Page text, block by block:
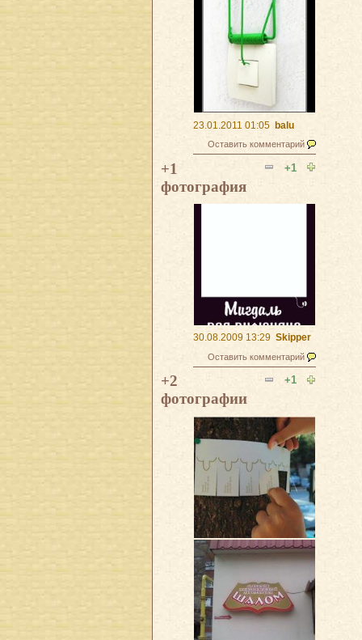
23.01.2011 01:05 balu
Оставить комментарий
+1
+1
фотография
30.08.2009 13:29 Skipper
Оставить комментарий
+1
+2
фотографии